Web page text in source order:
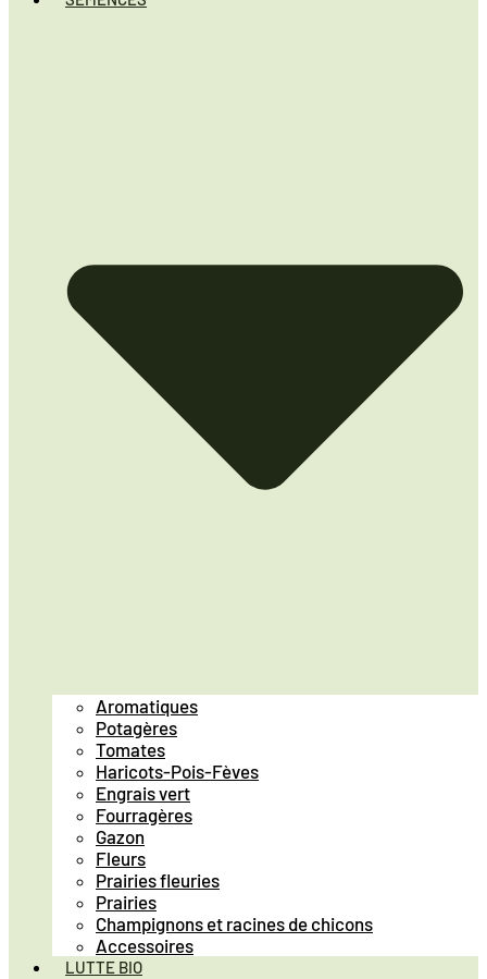
Aromatiques
Potagères
Tomates
Haricots-Pois-Fèves
Engrais vert
Fourragères
Gazon
Fleurs
Prairies fleuries
Prairies
Champignons et racines de chicons
Accessoires
LUTTE BIO